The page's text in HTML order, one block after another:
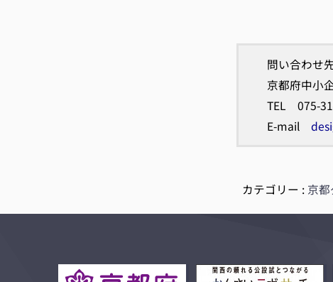
問い合わせ
京都府中小
TEL 075-
E-mail
カテゴリー : 京